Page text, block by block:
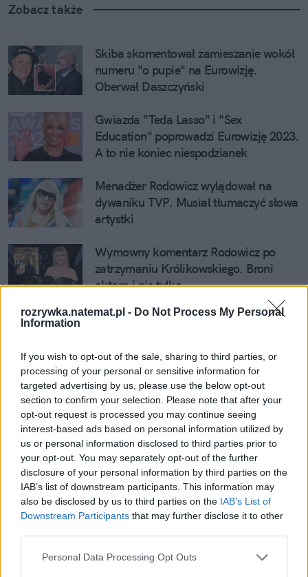
rozrywka.natemat.pl - Do Not Process My Personal
Information
If you wish to opt-out of the sale, sharing to third parties, or
processing of your personal or sensitive information for
targeted advertising by us, please use the below opt-out
section to confirm your selection. Please note that after your
opt-out request is processed you may continue seeing
interest-based ads based on personal information utilized by
us or personal information disclosed to third parties prior to
your opt-out. You may separately opt-out of the further
disclosure of your personal information by third parties on the
IAB’s list of downstream participants. This information may
also be disclosed by us to third parties on the IAB’s List of
Downstream Participants that may further disclose it to other
Personal Data Processing Opt Outs
Zobacz także
Skiba skomentował zamieszanie wokół
numeru "o pupie" na Eurowizję.
Oberwał Daszczyński
Gwiazda "Teda Lasso" i "Sex
Education" poprowadzi Eurowizję 2023.
A to nie koniec niespodzianek
Menadżer Rodowicz wylądował na
dywaniku TVP. Musiał tłumaczyć słowa
artystki
Wymowny komentarz Rodowicz po
zatrzymaniu Królikowskiego. Broni
aktora i nie tylko...
obserwuj nas w Google News!
Więcej:
Muzyka Celebryci Showbiznes Eurowizja
Maryla Rodowicz
Joanna Stawczyk